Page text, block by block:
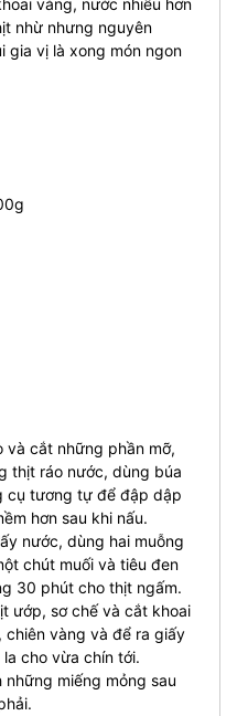
vàng, nước nhiều hơn
nhừ nhưng nguyên
gia vị là xong món ngon
và cắt những phần mỡ,
thịt ráo nước, dùng búa
cụ tương tự để đập dập
hơn sau khi nấu.
nước, dùng hai muỗng
chút muối và tiêu đen
30 phút cho thịt ngấm.
ướp, sơ chế và cắt khoai
vàng và để ra giấy
cho vừa chín tới.
miếng mỏng sau